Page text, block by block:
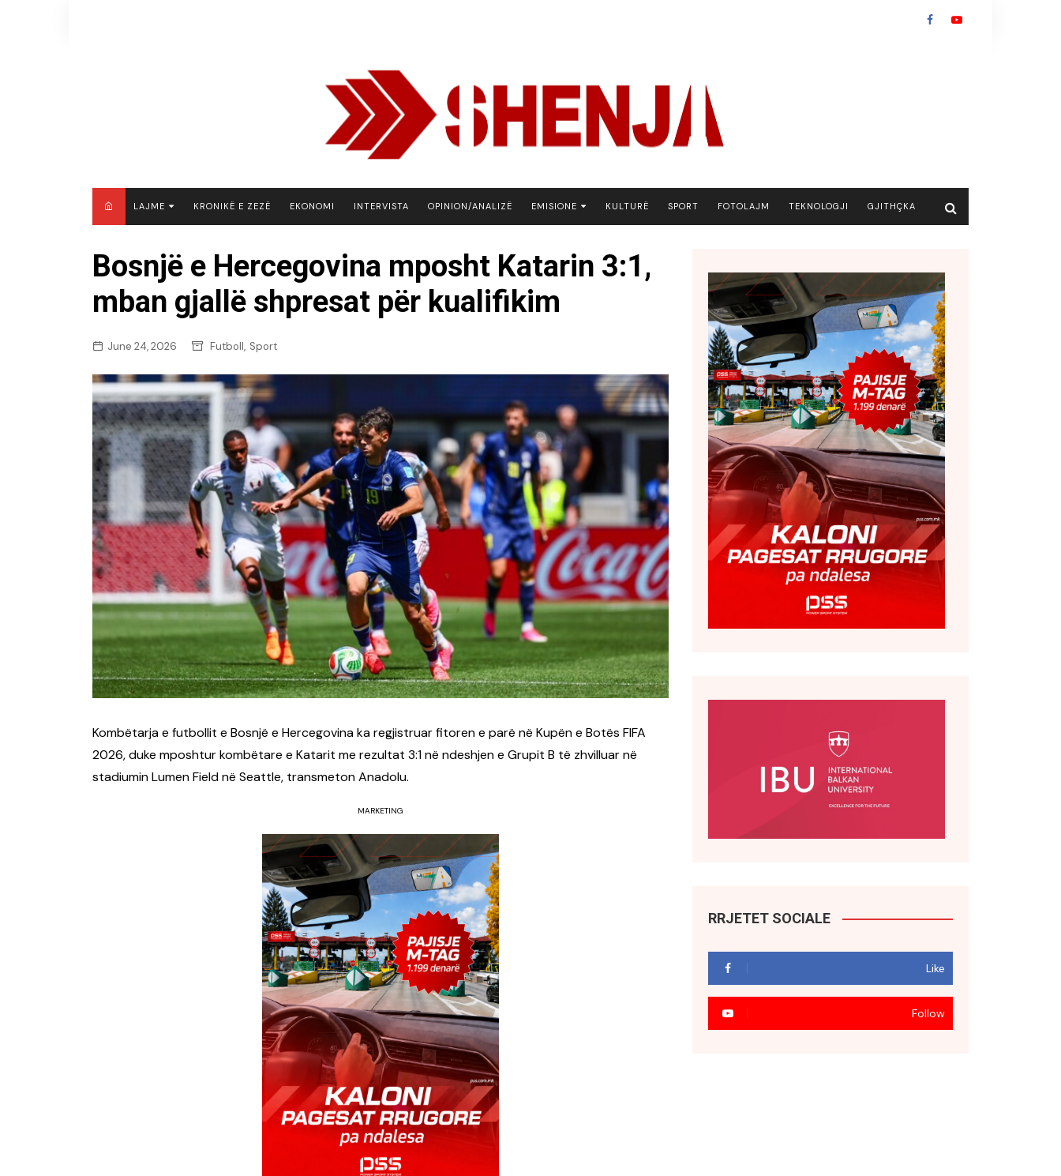
LAJME
KOSOVË
BOTË
KRONIKË E ZEZË EKONOMI INTERVISTA OPINION/ANALIZË EMISIONE
BOTA NE FOKUS
INTERVISTA EMISION
KONAKU
KU E KISHIM FJALEN
LIGJERATE FETARE
PARADITE ME NE
PIKËPAMJE
RECETA E DITES
RELAKS
RETRO JAVORE
KULTURË SPORT FOTOLAJM TEKNOLOGJI GJITHÇKA
Bosnjë e Hercegovina mposht Katarin 3:1,
mban gjallë shpresat për kualifikim
June 24, 2026 Futboll, Sport
Kombëtarja e futbollit e Bosnjë e Hercegovina ka regjistruar fitoren e parë në Kupën e Botës FIFA
2026, duke mposhtur kombëtare e Katarit me rezultat 3:1 në ndeshjen e Grupit B të zhvilluar në
stadiumin Lumen Field në Seattle, transmeton Anadolu.
MARKETING
RRJETET SOCIALE
Like
Follow